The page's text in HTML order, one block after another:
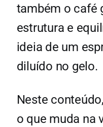
também o café
estrutura e
ideia de um
diluído no gelo.
Neste
o que muda na